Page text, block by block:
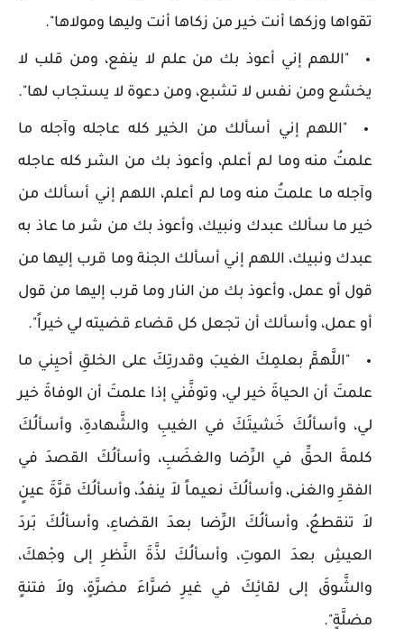
تقواها وزكها أنت خير من زكاها أنت وليها ومولاها".
"اللهم إني أعوذ بك من علم لا ينفع، ومن قلب لا
يخشع ومن نفس لا تشبع، ومن دعوة لا يستجاب لها".
"اللهم إني أسألك من الخير كله عاجله وآجله ما
علمتُ منه وما لم أعلم، وأعوذ بك من الشر كله عاجله
وآجله ما علمتُ منه وما لم أعلم، اللهم إني أسألك من
خير ما سألك عبدك ونبيك، وأعوذ بك من شر ما عاذ به
عبدك ونبيك، اللهم إني أسألك الجنة وما قرب إليها من
قول أو عمل، وأعوذ بك من النار وما قرب إليها من قول
أو عمل، وأسألك أن تجعل كل قضاء قضيته لي خيراً".
"اللَّهمَّ بعلمِكَ الغيبَ وقدرتِكَ على الخلقِ أحيِني ما
علمتَ أن الحياةَ خير لي، وتوفَّني إذا علمتَ أن الوفاةَ خير
لي، وأسألُكَ خَشيتَكَ في الغيبِ والشَّهادةِ، وأسألُكَ
كلمةَ الحقِّ في الرِّضا والغضَبِ، وأسألُكَ القصدَ في
الفقرِ والغنى، وأسألُكَ نعيماً لاَ ينفدُ، وأسألُكَ قرَّةَ عينٍ
لاَ تنقطعُ، وأسألُكَ الرِّضا بعدَ القضاءِ، وأسألُكَ بَردَ
العيشِ بعدَ الموتِ، وأسألُكَ لذَّةَ النَّظرِ إلى وجْهكَ،
والشَّوقَ إلى لقائِكَ في غيرِ ضرَّاءَ مضرَّةٍ، ولاَ فتنةٍ
مضلَّةٍ".